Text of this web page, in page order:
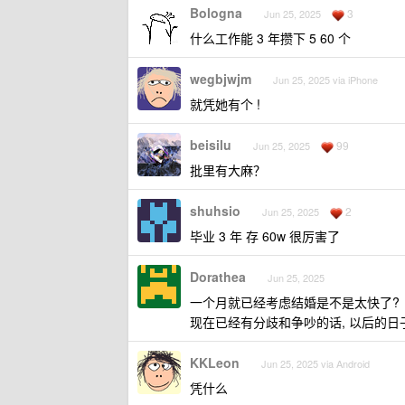
Bologna Jun 25, 2025 3
什么工作能 3 年攒下 5 60 个
wegbjwjm Jun 25, 2025 via iPhone
就凭她有个 !
beisilu Jun 25, 2025 99
批里有大麻？
shuhsio Jun 25, 2025 2
毕业 3 年 存 60w 很厉害了
Dorathea Jun 25, 2025
一个月就已经考虑结婚是不是太快了?
现在已经有分歧和争吵的话, 以后的日
KKLeon Jun 25, 2025 via Android
凭什么